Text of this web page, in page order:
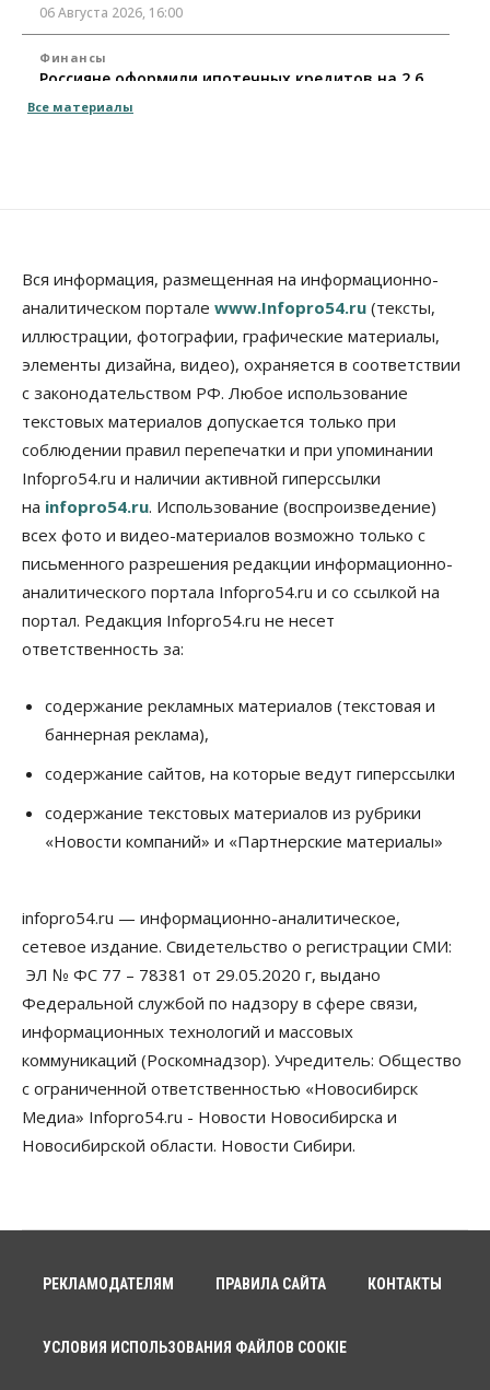
06 Августа 2026, 16:00
Финансы
Россияне оформили ипотечных кредитов на 2,6
06 Августа 2026, 15:53
Бизнес
Правительство России продлило разрешение на
выпуск бензина «Евро-3»
06 Августа 2026, 14:00
Общество
«За тех, у кого от 270 баллов,
настоящая борьба»: вузы настойчиво
обзванивают новосибирских высокобалльников
перед зачислением
06 Августа 2026, 13:00
Власть
Режим ЧС ввели в Омской области из-за засухи
06 Августа 2026, 12:15
Новосибирск готовится к визиту Владимира
Путина
Бизнес Недвижимость Общество
Росреестр назвал главные причины
06 Августа 2026, 12:00
Телекоммуникации
В 16 населённых пунктах Мошковского района
Бизнес Право&Порядок
Злоумышленники опять атакуют
новосибирские компании через электронную
почту
06 Августа 2026, 11:00
Общество
Медики готовятся к второму пику активности
клещей в Новосибирской области
06 Августа 2026, 10:00
06 Августа 2026, 09:00
Застройщики Новосибирска
Все материалы
Вся информация, размещенная на информационно-
аналитическом портале www.Infopro54.ru (тексты,
иллюстрации, фотографии, графические материалы,
элементы дизайна, видео), охраняется в соответствии
с законодательством РФ. Любое использование
текстовых материалов допускается только при
соблюдении правил перепечатки и при упоминании
Infopro54.ru и наличии активной гиперссылки
на infopro54.ru. Использование (воспроизведение)
всех фото и видео-материалов возможно только с
письменного разрешения редакции информационно-
аналитического портала Infopro54.ru и со ссылкой на
портал. Редакция Infopro54.ru не несет
ответственность за:
содержание рекламных материалов (текстовая и
баннерная реклама),
содержание сайтов, на которые ведут гиперссылки
содержание текстовых материалов из рубрики
«Новости компаний» и «Партнерские материалы»
infopro54.ru — информационно-аналитическое,
сетевое издание. Свидетельство о регистрации СМИ:
ЭЛ № ФС 77 – 78381 от 29.05.2020 г, выдано
Федеральной службой по надзору в сфере связи,
информационных технологий и массовых
коммуникаций (Роскомнадзор). Учредитель: Общество
с ограниченной ответственностью «Новосибирск
Медиа» Infopro54.ru - Новости Новосибирска и
Новосибирской области. Новости Сибири.
РЕКЛАМОДАТЕЛЯМ ПРАВИЛА САЙТА КОНТАКТЫ
УСЛОВИЯ ИСПОЛЬЗОВАНИЯ ФАЙЛОВ COOKIE